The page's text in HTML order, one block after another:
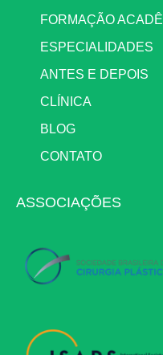
FORMAÇÃO
ESPECIALIDADES
ANTES E DEPOIS
CLÍNICA
BLOG
CONTATO
ASSOCIAÇÕES